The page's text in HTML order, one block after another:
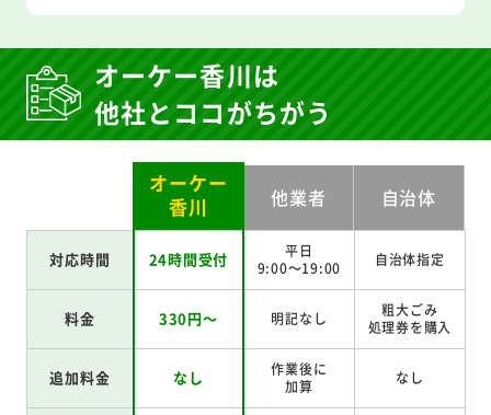
オーケー香川は
他社とココがちがう
オーケー
香川
他業者 自治体
対応時間 24時間受付
平日
9:00～19:00
自治体指定
料金 330円～ 明記なし
粗大ごみ
処理券を購入
追加料金 なし
作業後に
加算
なし